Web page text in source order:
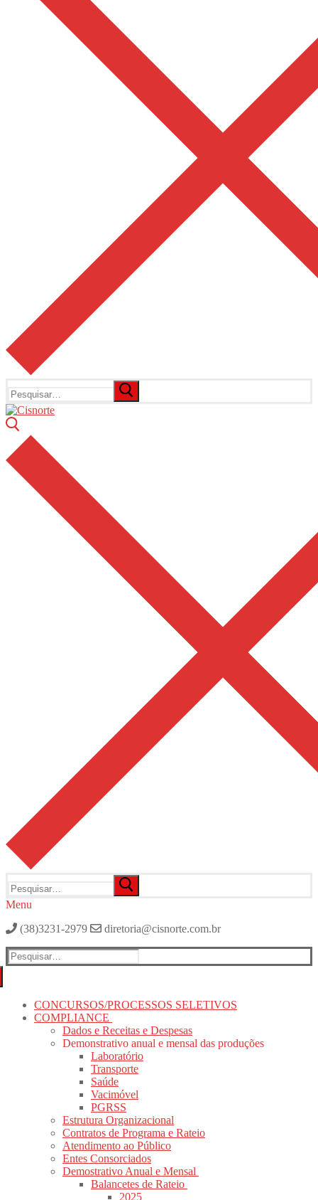
por:
por:
Menu
(38)3231-2979
diretoria@cisnorte.com.br
Pesquisar
por:
CONCURSOS/PROCESSOS SELETIVOS
COMPLIANCE
Dados e Receitas e Despesas
Demonstrativo anual e mensal das produções
Laboratório
Transporte
Saúde
Vacimóvel
PGRSS
Estrutura Organizacional
Contratos de Programa e Rateio
Atendimento ao Público
Entes Consorciados
Demostrativo Anual e Mensal
Balancetes de Rateio
2025